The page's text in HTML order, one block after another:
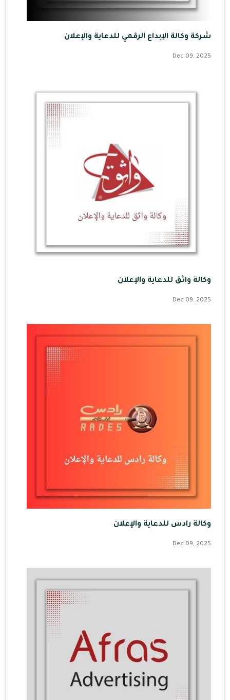
شركة وكالة الإبداع الرقمي للدعاية والإعلان
Dec 09, 2025
وكالة واثق للدعاية والإعلان
Dec 09, 2025
وكالة رادس للدعاية والإعلان
Dec 09, 2025